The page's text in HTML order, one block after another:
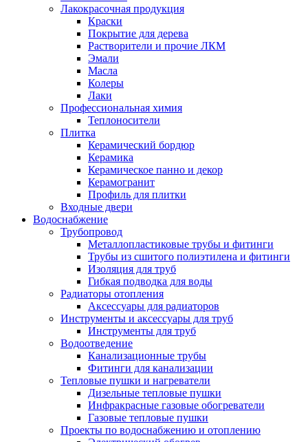
Лакокрасочная продукция
Краски
Покрытие для дерева
Растворители и прочие ЛКМ
Эмали
Масла
Колеры
Лаки
Профессиональная химия
Теплоносители
Плитка
Керамический бордюр
Керамика
Керамическое панно и декор
Керамогранит
Профиль для плитки
Входные двери
Водоснабжение
Трубопровод
Металлопластиковые трубы и фитинги
Трубы из сшитого полиэтилена и фитинги
Изоляция для труб
Гибкая подводка для воды
Радиаторы отопления
Аксессуары для радиаторов
Инструменты и аксессуары для труб
Инструменты для труб
Водоотведение
Канализационные трубы
Фитинги для канализации
Тепловые пушки и нагреватели
Дизельные тепловые пушки
Инфракрасные газовые обогреватели
Газовые тепловые пушки
Проекты по водоснабжению и отоплению